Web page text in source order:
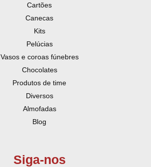
Cartões
Canecas
Kits
Pelúcias
Vasos e coroas fúnebres
Chocolates
Produtos de time
Diversos
Almofadas
Blog
Siga-nos